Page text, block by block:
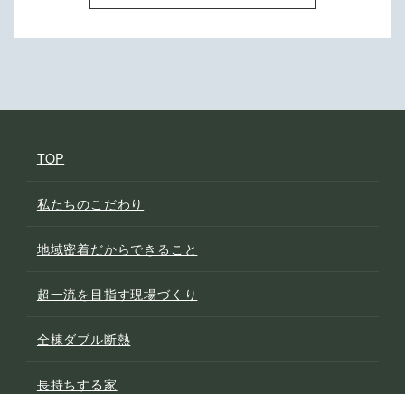
TOP
私たちのこだわり
地域密着だからできること
超一流を目指す現場づくり
全棟ダブル断熱
長持ちする家